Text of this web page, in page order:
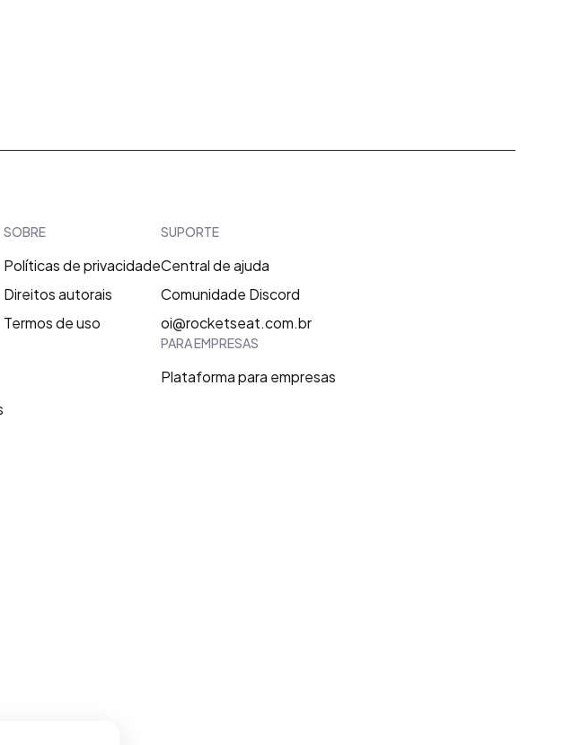
SOBRE
Políticas de privacidade
Direitos autorais
Termos de uso
SUPORTE
Central de ajuda
Comunidade Discord
oi@rocketseat.com.br
PARA EMPRESAS
Plataforma para empresas